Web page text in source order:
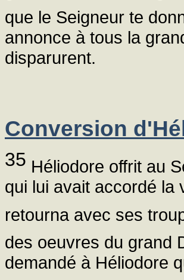
que le Seigneur te
annonce à tous la
disparurent.
Conversion
35 Héliodore offrit au
qui lui avait accordé la
retourna avec ses
des oeuvres du grand
demandé à Héliodore